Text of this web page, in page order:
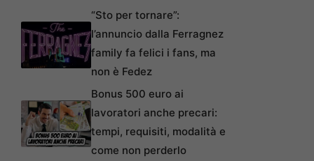
“Sto per tornare”:
l’annuncio dalla Ferragnez
family fa felici i fans, ma
non è Fedez
Bonus 500 euro ai
lavoratori anche precari:
tempi, requisiti, modalità e
come non perderlo